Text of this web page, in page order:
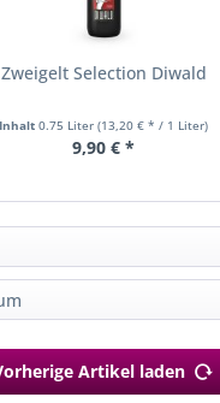
Zweigelt Selection Diwald
Inhalt 0.75 Liter (13,20 € * / 1 Liter)
9,90 € *
Artikel laden